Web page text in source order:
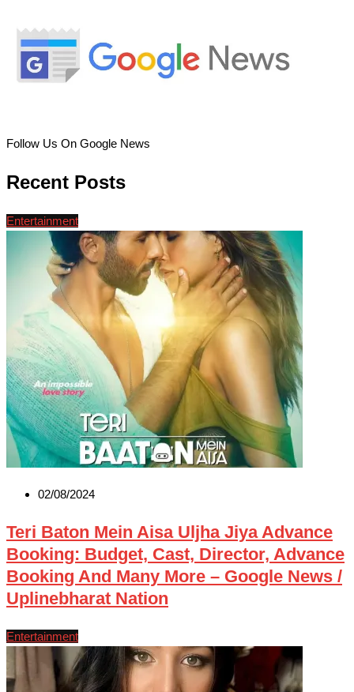
Follow Us On Google News
Recent Posts
Entertainment
02/08/2024
Teri Baton Mein Aisa Uljha Jiya Advance
Booking: Budget, Cast, Director, Advance
Booking And Many More – Google News /
Uplinebharat Nation
Entertainment